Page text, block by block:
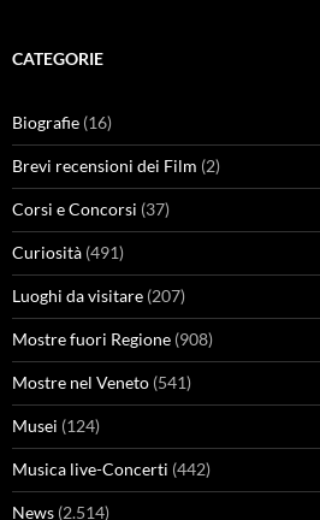
CATEGORIE
Biografie (16)
Brevi recensioni dei Film (2)
Corsi e Concorsi (37)
Curiosità (491)
Luoghi da visitare (207)
Mostre fuori Regione (908)
Mostre nel Veneto (541)
Musei (124)
Musica live-Concerti (442)
News (2.514)